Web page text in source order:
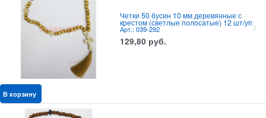
Четки 50 бусин 10 мм деревянные с
крестом (светлые полосатые) 12 шт/уп
Арт.: 039-292
129,80 руб.
В корзину